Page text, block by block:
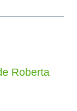
Roberta